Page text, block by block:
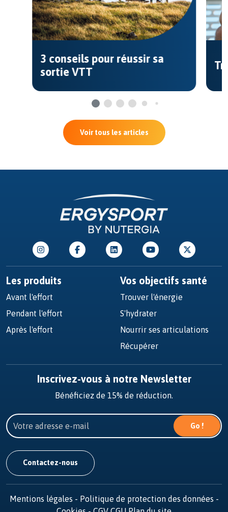
3 conseils pour réussir sa
sortie VTT
Voir tous les articles
Les produits
Avant l'effort
Pendant l'effort
Après l'effort
Vos objectifs santé
Trouver l'énergie
S'hydrater
Nourrir ses articulations
Récupérer
Inscrivez-vous à notre Newsletter
Bénéficiez de 15% de réduction.
Go !
Contactez-nous
Mentions légales - Politique de protection des données -